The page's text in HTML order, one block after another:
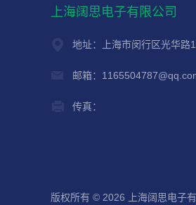
上海阔思电子有限公司
地址：上海市闵行区光华路
邮箱：
传真：
版权所有 © 2026 上海阔思电子